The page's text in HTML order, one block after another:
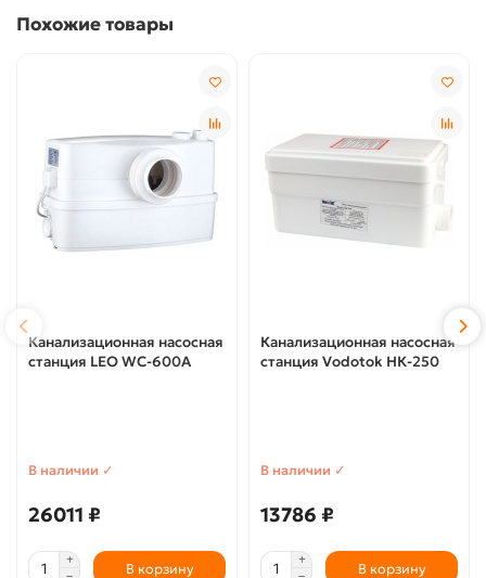
Похожие товары
Канализационная насосная
станция LEO WC-600A
В наличии ✓
26011 ₽
В корзину
Канализационная насосная
станция Vodotok НК-250
В наличии ✓
13786 ₽
В корзину